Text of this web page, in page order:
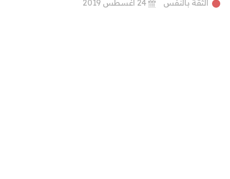
الثقة بالنفس